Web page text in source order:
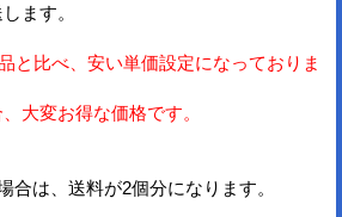
ます。
と比べ、安い単価設定になっておりま
大変お得な価格です。
合は、送料が2個分になります。